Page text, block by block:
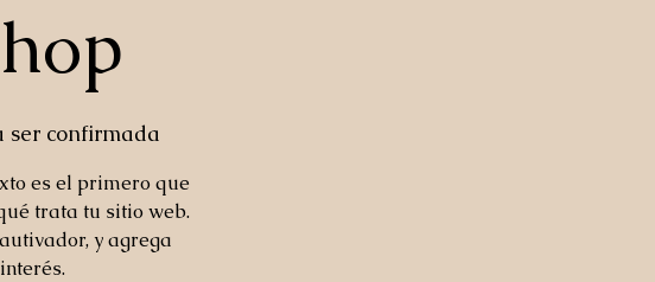
ser confirmada
es el primero que
trata tu sitio web.
y agrega